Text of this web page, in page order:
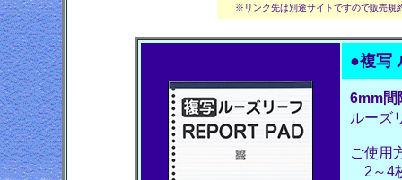
※リンク先は別途サイトですので販売規
●複写
6mm間
ルーズ
ご使用
2～4